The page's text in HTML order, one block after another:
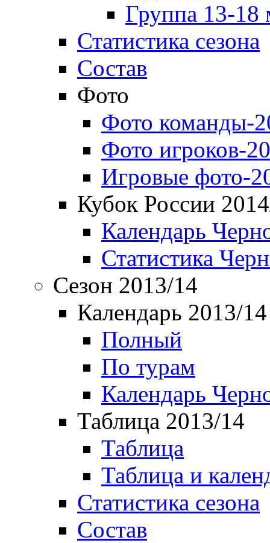
Группа 13-18
Статистика сезона
Состав
Фото
Фото команды-
Фото игроков-
Игровые фото-
Кубок России
Календарь
Статистика
Сезон 2013/14
Календарь 2013/14
Полный
По турам
Календарь
Таблица 2013/14
Таблица
Таблица и
Статистика сезона
Состав